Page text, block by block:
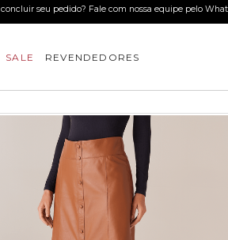
e ganhe 15%OFF na primeira compra. *desconto
SALE REVENDEDORES